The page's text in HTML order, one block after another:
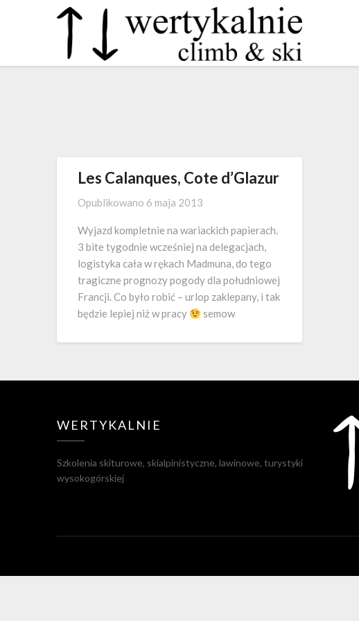
Les Calanques, Cote d’Glazur
Opublikowano 6 maja 2013
Wyjazd kompletnie na wariackich papierach.
3 bite tygodnie wcześniej na delegacjach,
logistyka cała w rękach Madmuna, do tego
tragiczne prognozy pogody dla południowej
Francji. Co było robić – urlop zaklepany, i tak
będzie lepiej niż w pracy
semow
WERTYKALNIE
Szkolenia skiturowe, skialpinistyczne, lawinowe, turystyki
wysokogórskiej